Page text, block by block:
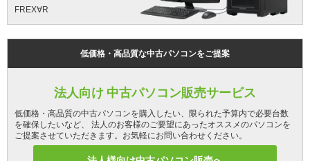
FREX∀R
低価格・高品質な中古パソコンをご提案
法人向け 中古パソコン販売サービス
低価格・高品質の中古パソコンを購入したい、限られた予算内で必要台数
を確保したいなど、 法人のお客様のご要望にあったオススメのパソコンを
ご提案させていただきます。お気軽にお問い合わせください。